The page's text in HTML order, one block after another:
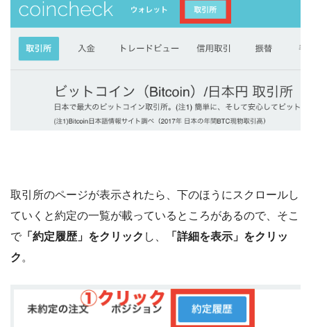
取引所のページが表示されたら、下のほうにスクロールし
ていくと約定の一覧が載っているところがあるので、そこ
で 「約定履歴」をクリック し、
「詳細を表示」をクリッ
ク 。